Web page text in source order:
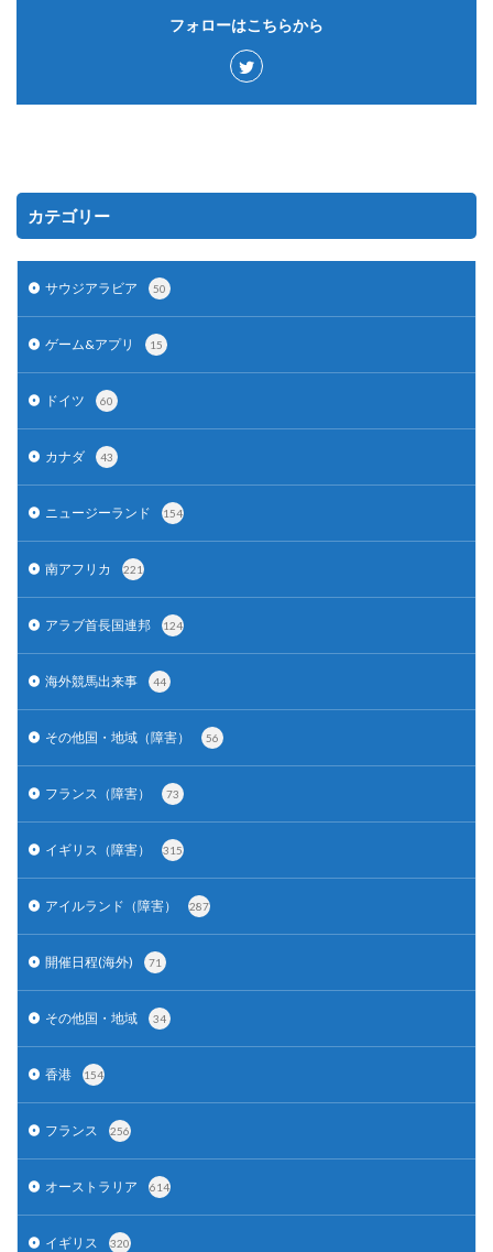
フォローはこちらから
カテゴリー
サウジアラビア 50
ゲーム&アプリ 15
ドイツ 60
カナダ 43
ニュージーランド 154
南アフリカ 221
アラブ首長国連邦 124
海外競馬出来事 44
その他国・地域（障害） 56
フランス（障害） 73
イギリス（障害） 315
アイルランド（障害） 287
開催日程(海外) 71
その他国・地域 34
香港 154
フランス 256
オーストラリア 614
イギリス 320